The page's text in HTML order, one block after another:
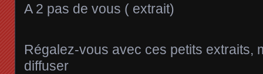
A 2 pas de vous ( extrait)
Régalez-vous avec ces petits extraits,
diffuser